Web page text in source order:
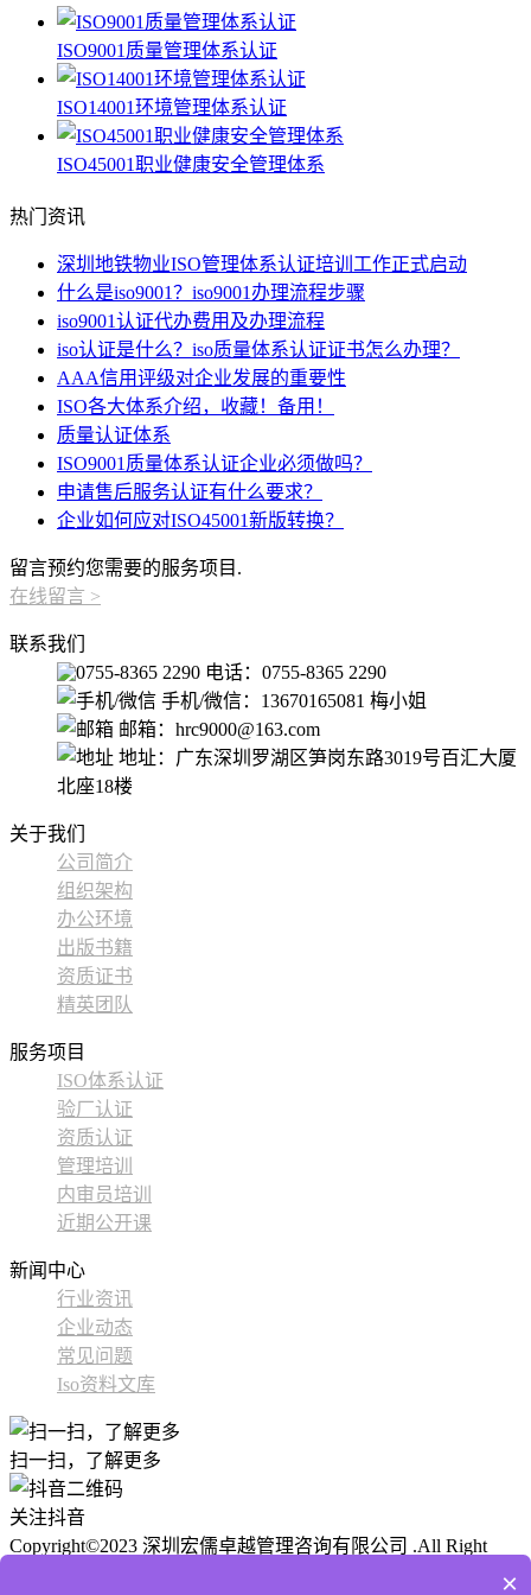
ISO9001质量管理体系认证
ISO14001环境管理体系认证
ISO45001职业健康安全管理体系
热门资讯
深圳地铁物业ISO管理体系认证培训工作正式启动
什么是iso9001？iso9001办理流程步骤
iso9001认证代办费用及办理流程
iso认证是什么？iso质量体系认证证书怎么办理？
AAA信用评级对企业发展的重要性
ISO各大体系介绍，收藏！备用！
质量认证体系
ISO9001质量体系认证企业必须做吗？
申请售后服务认证有什么要求？
企业如何应对ISO45001新版转换？
留言预约您需要的服务项目.
在线留言 >
联系我们
电话：0755-8365 2290
手机/微信：13670165081 梅小姐
邮箱：hrc9000@163.com
地址：广东深圳罗湖区笋岗东路3019号百汇大厦
北座18楼
关于我们
公司简介
组织架构
办公环境
出版书籍
资质证书
精英团队
服务项目
ISO体系认证
验厂认证
资质认证
管理培训
内审员培训
近期公开课
新闻中心
行业资讯
企业动态
常见问题
Iso资料文库
扫一扫，了解更多
关注抖音
Copyright©2023 深圳宏儒卓越管理咨询有限公司 .All Right
技术支×